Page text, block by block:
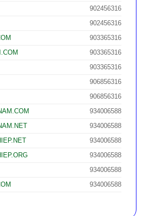
902456316
902456316
903365316
903365316
903365316
906856316
906856316
934006588
934006588
934006588
934006588
934006588
934006588